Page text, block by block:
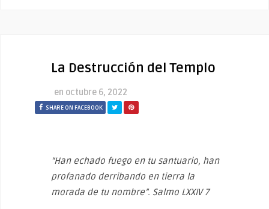
La Destrucción del Templo
en octubre 6, 2022
SHARE ON FACEBOOK
“Han echado fuego en tu santuario, han
profanado derribando en tierra la
morada de tu nombre”. Salmo LXXIV 7